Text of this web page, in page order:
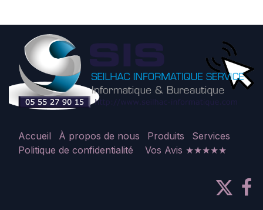
Accueil À propos de nous Produits
Services
Politique de confidentialité
Vos Avis ★★★★★